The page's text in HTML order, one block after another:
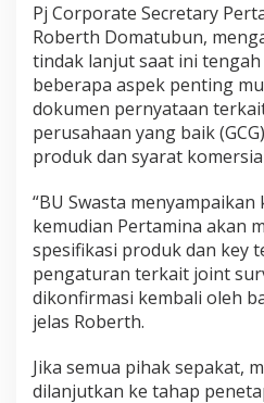
Pj Corporate Secretary
Roberth Domatubun,
tindak lanjut saat ini
beberapa aspek penting
dokumen pernyataan
perusahaan yang baik
produk dan syarat
“BU Swasta
kemudian Pertamina akan
spesifikasi produk dan key
pengaturan terkait joint
dikonfirmasi kembali oleh
jelas Roberth.
Jika semua pihak sepakat,
dilanjutkan ke tahap